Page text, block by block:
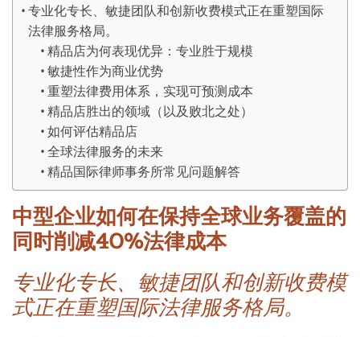
专业化专长、敏捷团队和创新收费模式正在重塑国际
法律服务格局。
精品店为何表现优异：专业胜于规模
敏捷性作为商业优势
重塑法律费用体系，实现可预测成本
精品店胜出的领域（以及败北之处）
如何评估精品店
全球法律服务的未来
精品国际律师事务所常见问题解答
中型企业如何在保持全球业务覆盖的
同时削减40%法律成本
专业化专长、敏捷团队和创新收费模
式正在重塑国际法律服务格局。